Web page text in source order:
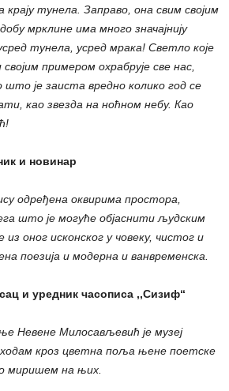
тунела. Заправо, она свим својим
мрклине има много значајнију
тунела, усред мрака! Светло које
примером охрабрује све нас,
је заиста вредно колико год се
као звезда на ноћном небу. Као
и новинар
одређена оквирима простора,
што је могуће објаснити људским
из оног исконског у човеку, чистог и
поезија и модерна и ванвременска.
и уредник часописа ,,Сизиф“
Невене Милосављевић је музеј
ходам кроз цветна поља њене поетске
миришем на њих.